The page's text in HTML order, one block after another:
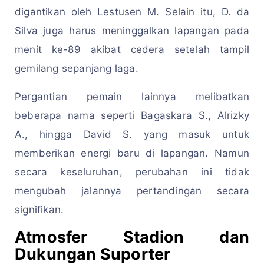
digantikan oleh Lestusen M. Selain itu, D. da
Silva juga harus meninggalkan lapangan pada
menit ke-89 akibat cedera setelah tampil
gemilang sepanjang laga.
Pergantian pemain lainnya melibatkan
beberapa nama seperti Bagaskara S., Alrizky
A., hingga David S. yang masuk untuk
memberikan energi baru di lapangan. Namun
secara keseluruhan, perubahan ini tidak
mengubah jalannya pertandingan secara
signifikan.
Atmosfer Stadion dan
Dukungan Suporter